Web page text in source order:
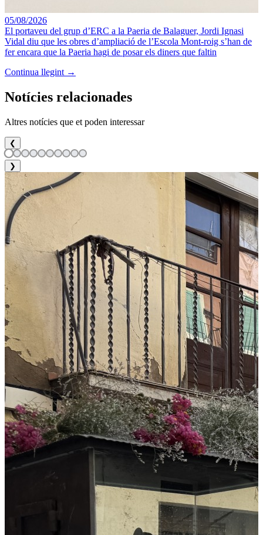
05/08/2026
El portaveu del grup d’ERC a la Paeria de Balaguer, Jordi Ignasi
Vidal diu que les obres d’ampliació de l’Escola Mont-roig s’han de
fer encara que la Paeria hagi de posar els diners que faltin
Continua llegint →
Notícies relacionades
Altres notícies que et poden interessar
❮
❯